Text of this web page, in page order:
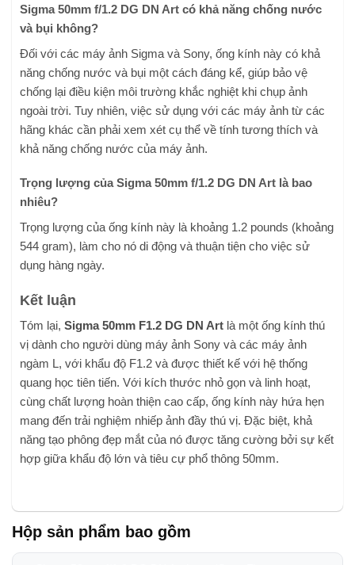
Sigma 50mm f/1.2 DG DN Art có khả năng chống nước
và bụi không?
Đối với các máy ảnh Sigma và Sony, ống kính này có khả
năng chống nước và bụi một cách đáng kể, giúp bảo vệ
chống lại điều kiện môi trường khắc nghiệt khi chụp ảnh
ngoài trời. Tuy nhiên, việc sử dụng với các máy ảnh từ các
hãng khác cần phải xem xét cụ thể về tính tương thích và
khả năng chống nước của máy ảnh.
Trọng lượng của Sigma 50mm f/1.2 DG DN Art là bao
nhiêu?
Trọng lượng của ống kính này là khoảng 1.2 pounds (khoảng
544 gram), làm cho nó di động và thuận tiện cho việc sử
dụng hàng ngày.
Kết luận
Tóm lại, Sigma 50mm F1.2 DG DN Art là một ống kính thú
vị dành cho người dùng máy ảnh Sony và các máy ảnh
ngàm L, với khẩu độ F1.2 và được thiết kế với hệ thống
quang học tiên tiến. Với kích thước nhỏ gọn và linh hoạt,
cùng chất lượng hoàn thiện cao cấp, ống kính này hứa hẹn
mang đến trải nghiệm nhiếp ảnh đầy thú vị. Đặc biệt, khả
năng tạo phông đẹp mắt của nó được tăng cường bởi sự kết
hợp giữa khẩu độ lớn và tiêu cự phổ thông 50mm.
Hộp sản phẩm bao gồm